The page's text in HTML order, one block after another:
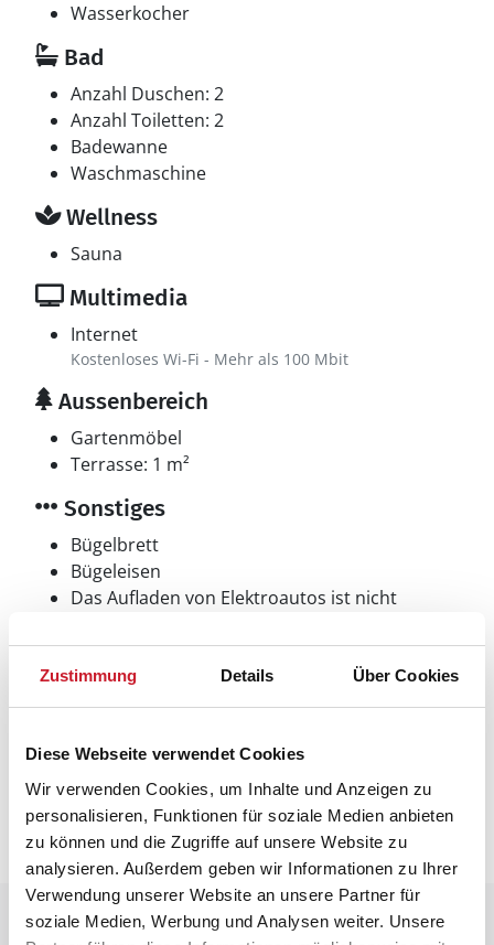
Zustimmung Details Über Cookies
Diese Webseite verwendet Cookies
Wir verwenden Cookies, um Inhalte und Anzeigen zu
personalisieren, Funktionen für soziale Medien anbieten
zu können und die Zugriffe auf unsere Website zu
analysieren. Außerdem geben wir Informationen zu Ihrer
Verwendung unserer Website an unsere Partner für
soziale Medien, Werbung und Analysen weiter. Unsere
Wasserkocher
Bad
Anzahl Duschen: 2
Anzahl Toiletten: 2
Badewanne
Waschmaschine
Wellness
Sauna
Multimedia
Internet
Kostenloses Wi-Fi - Mehr als 100 Mbit
Aussenbereich
Gartenmöbel
Terrasse: 1 m²
Sonstiges
Bügelbrett
Bügeleisen
Das Aufladen von Elektroautos ist nicht
Wärmepumpe
nächsten Schritt im Buchungsformular.
Raumaufteilung